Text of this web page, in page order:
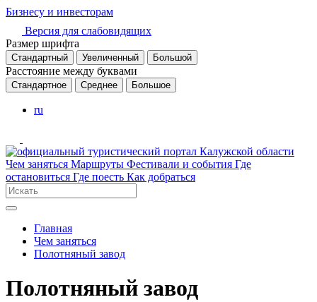
Бизнесу и инвесторам
Версия для слабовидящих
Размер шрифта
Стандартный Увеличенный Большой
Расстояние между буквами
Стандартное Среднее Большое
ru
Чем заняться Маршруты Фестивали и события Где
остановиться Где поесть Как добраться
Главная
Чем заняться
Полотняный завод
Полотняный завод